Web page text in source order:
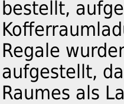
bestellt,
Regale
aufgestellt,
Raumes als